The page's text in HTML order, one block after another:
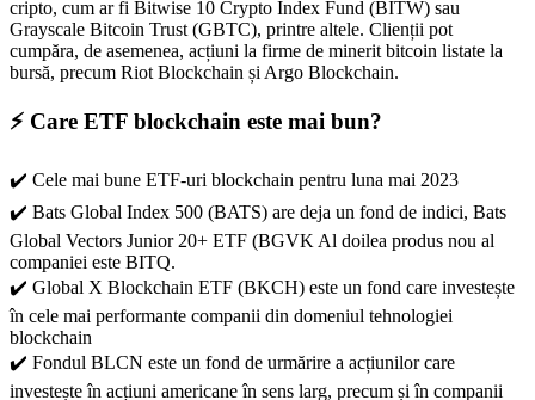
cripto, cum ar fi Bitwise 10 Crypto Index Fund (BITW) sau
Grayscale Bitcoin Trust (GBTC), printre altele. Clienții pot
cumpăra, de asemenea, acțiuni la firme de minerit bitcoin listate la
bursă, precum Riot Blockchain și Argo Blockchain.
⚡️ Care ETF blockchain este mai bun?
✔️ Cele mai bune ETF-uri blockchain pentru luna mai 2023
✔️ Bats Global Index 500 (BATS) are deja un fond de indici, Bats
Global Vectors Junior 20+ ETF (BGVK Al doilea produs nou al
companiei este BITQ.
✔️ Global X Blockchain ETF (BKCH) este un fond care investește
în cele mai performante companii din domeniul tehnologiei
blockchain
✔️ Fondul BLCN este un fond de urmărire a acțiunilor care
investește în acțiuni americane în sens larg, precum și în companii